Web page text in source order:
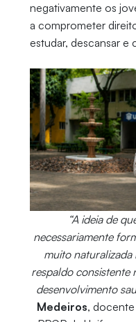
negativamente os
a comprometer
estudar, descansar e
“A ideia de
necessariamente
muito naturalizada
respaldo consistente
desenvolvimento
Medeiros,